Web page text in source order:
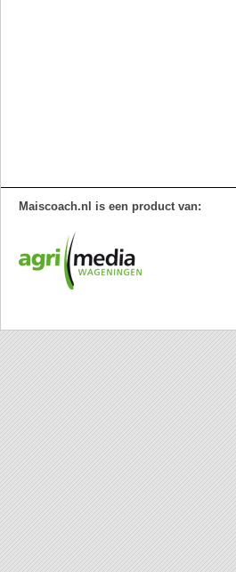
Maiscoach.nl is een product van: